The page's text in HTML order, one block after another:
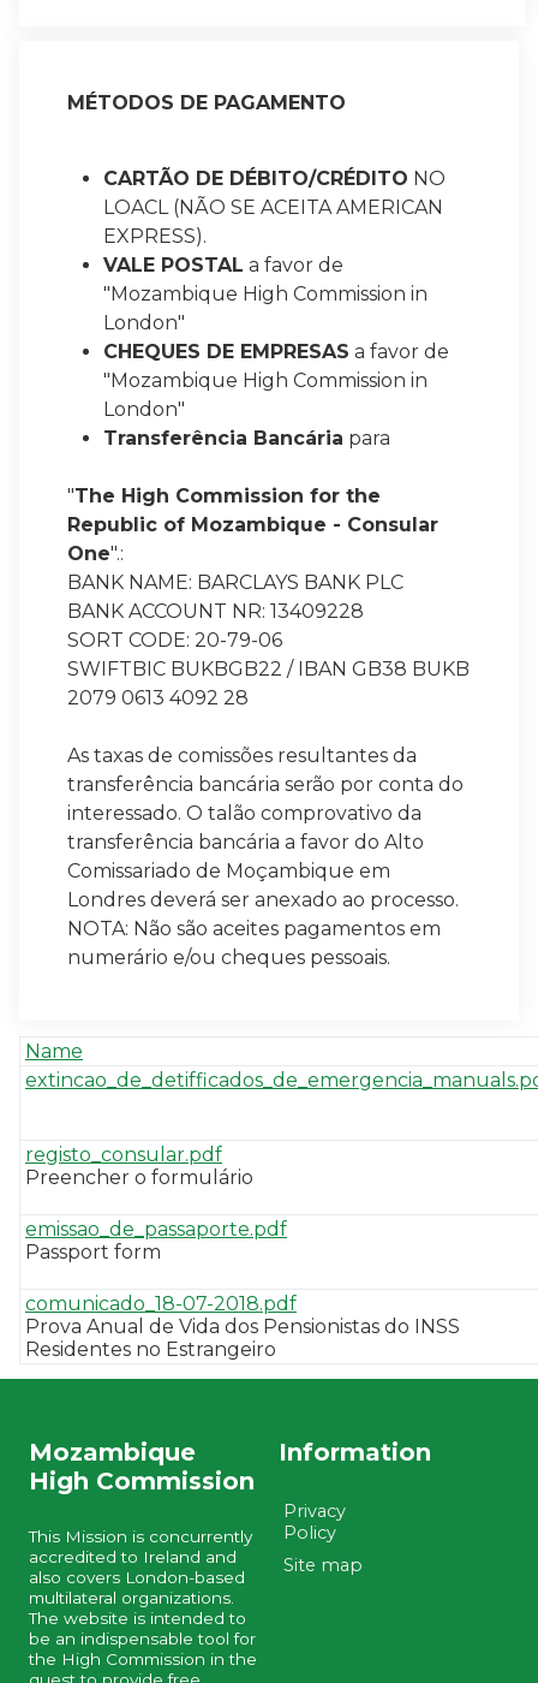
MÉTODOS DE PAGAMENTO
CARTÃO DE DÉBITO/CRÉDITO NO
LOACL (NÃO SE ACEITA AMERICAN
EXPRESS).
VALE POSTAL a favor de
"Mozambique High Commission in
London"
CHEQUES DE EMPRESAS a favor de
"Mozambique High Commission in
London"
Transferência Bancária para
"The High Commission for the
Republic of Mozambique - Consular
One".:
BANK NAME: BARCLAYS BANK PLC
BANK ACCOUNT NR: 13409228
SORT CODE: 20-79-06
SWIFTBIC BUKBGB22 / IBAN GB38 BUKB
2079 0613 4092 28
As taxas de comissões resultantes da
transferência bancária serão por conta do
interessado. O talão comprovativo da
transferência bancária a favor do Alto
Comissariado de Moçambique em
Londres deverá ser anexado ao processo.
NOTA: Não são aceites pagamentos em
numerário e/ou cheques pessoais.
Name
registo_consular.pdf
Preencher o formulário
emissao_de_passaporte.pdf
Passport form
comunicado_18-07-2018.pdf
Prova Anual de Vida dos Pensionistas do INSS
Residentes no Estrangeiro
Mozambique
High Commission
This Mission is concurrently
accredited to Ireland and
also covers London-based
multilateral organizations.
The website is intended to
be an indispensable tool for
the High Commission in the
quest to provide free
Information
Privacy
Policy
Site map